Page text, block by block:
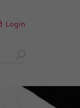
Login